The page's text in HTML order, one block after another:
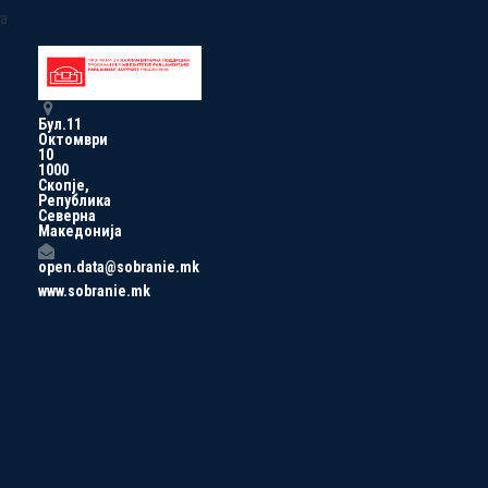
a
Бул.11
Октомври
10
1000
Скопје,
Република
Северна
Македонија
open.data@sobranie.mk
www.sobranie.mk